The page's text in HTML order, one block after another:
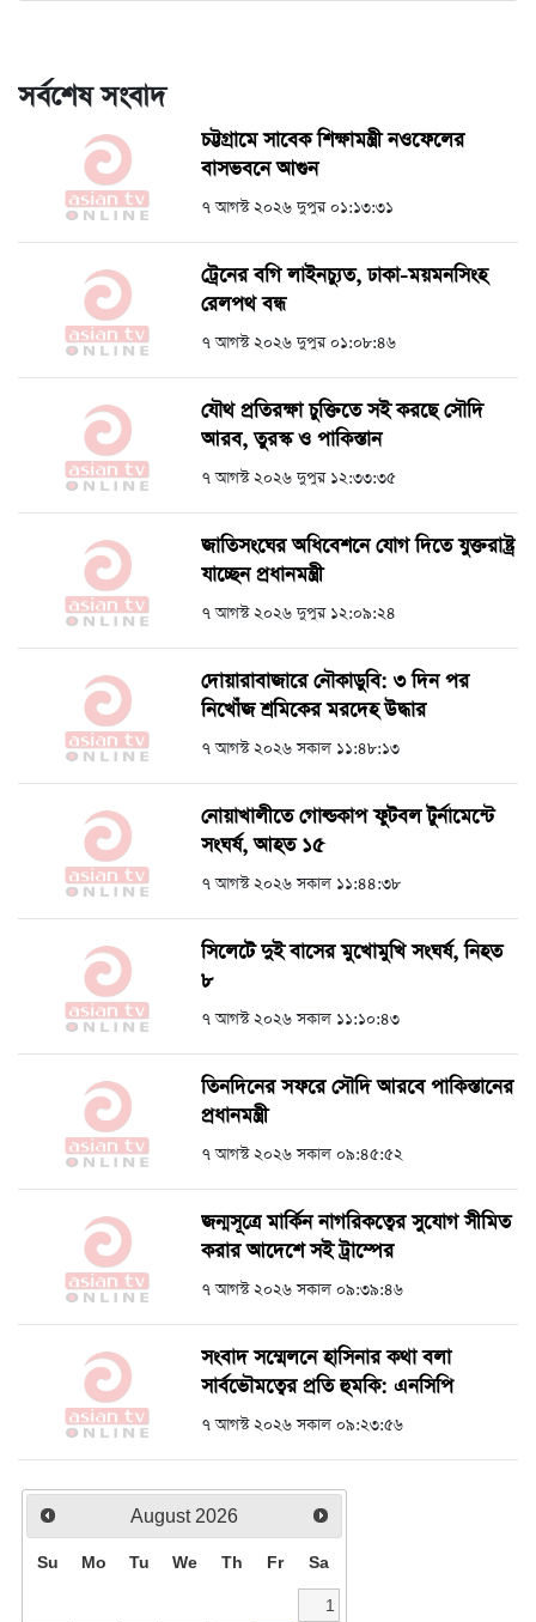
সর্বশেষ সংবাদ
চট্টগ্রামে সাবেক শিক্ষামন্ত্রী নওফেলের
বাসভবনে আগুন
৭ আগস্ট ২০২৬ দুপুর ০১:১৩:৩১
ট্রেনের বগি লাইনচ্যুত, ঢাকা-ময়মনসিংহ
রেলপথ বন্ধ
৭ আগস্ট ২০২৬ দুপুর ০১:০৮:৪৬
যৌথ প্রতিরক্ষা চুক্তিতে সই করছে সৌদি
আরব, তুরস্ক ও পাকিস্তান
৭ আগস্ট ২০২৬ দুপুর ১২:৩৩:৩৫
জাতিসংঘের অধিবেশনে যোগ দিতে যুক্তরাষ্ট্র
যাচ্ছেন প্রধানমন্ত্রী
৭ আগস্ট ২০২৬ দুপুর ১২:০৯:২৪
দোয়ারাবাজারে নৌকাডুবি: ৩ দিন পর
নিখোঁজ শ্রমিকের মরদেহ উদ্ধার
৭ আগস্ট ২০২৬ সকাল ১১:৪৮:১৩
নোয়াখালীতে গোল্ডকাপ ফুটবল টুর্নামেন্টে
সংঘর্ষ, আহত ১৫
৭ আগস্ট ২০২৬ সকাল ১১:৪৪:৩৮
সিলেটে দুই বাসের মুখোমুখি সংঘর্ষ, নিহত
৮
৭ আগস্ট ২০২৬ সকাল ১১:১০:৪৩
তিনদিনের সফরে সৌদি আরবে পাকিস্তানের
প্রধানমন্ত্রী
৭ আগস্ট ২০২৬ সকাল ০৯:৪৫:৫২
জন্মসূত্রে মার্কিন নাগরিকত্বের সুযোগ সীমিত
করার আদেশে সই ট্রাম্পের
৭ আগস্ট ২০২৬ সকাল ০৯:৩৯:৪৬
সংবাদ সম্মেলনে হাসিনার কথা বলা
সার্বভৌমত্বের প্রতি হুমকি: এনসিপি
৭ আগস্ট ২০২৬ সকাল ০৯:২৩:৫৬
August 2026
Su Mo Tu We Th Fr Sa
1